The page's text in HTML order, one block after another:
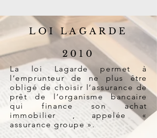
LOI LAGARDE
2010
La loi Lagarde permet à
l’emprunteur de ne plus être
obligé de choisir l’assurance de
prêt de l’organisme bancaire
qui finance son achat
immobilier , appelée «
assurance groupe ».